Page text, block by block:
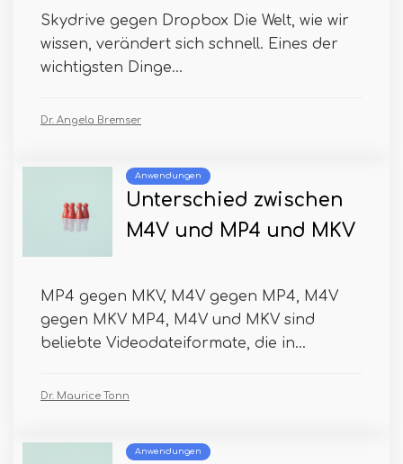
Skydrive gegen Dropbox Die Welt, wie wir
wissen, verändert sich schnell. Eines der
wichtigsten Dinge...
Dr. Angela Bremser
Anwendungen
Unterschied zwischen
M4V und MP4 und MKV
MP4 gegen MKV, M4V gegen MP4, M4V
gegen MKV MP4, M4V und MKV sind
beliebte Videodateiformate, die in...
Dr. Maurice Tonn
Anwendungen